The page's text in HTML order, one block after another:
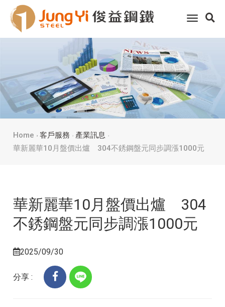
toggle
Home 客戶服務
產業訊息
華新麗華10月盤價出爐 304不銹鋼盤元同步調漲1000元
華新麗華10月盤價出爐 304
不銹鋼盤元同步調漲1000元
2025/09/30
分享 :